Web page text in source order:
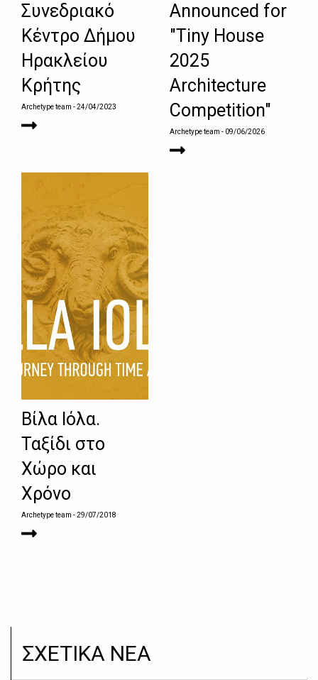
Συνεδριακό
Κέντρο Δήμου
Ηρακλείου
Κρήτης
Archetype team - 24/04/2023
Announced for
"Tiny House
2025
Architecture
Competition"
Archetype team - 09/06/2026
Βίλα Ιόλα.
Ταξίδι στο
Χώρο και
Χρόνο
Archetype team - 29/07/2018
ΣΧΕΤΙΚΑ ΝΕΑ